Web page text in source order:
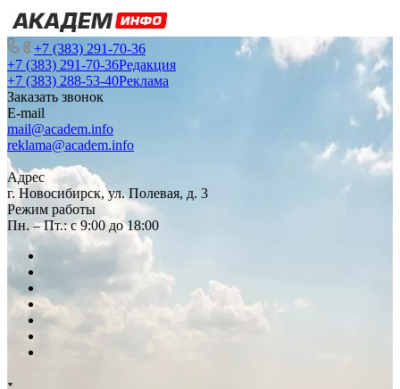
+7 (383) 291-70-36
+7 (383) 291-70-36Редакция
+7 (383) 288-53-40Реклама
Заказать звонок
E-mail
mail@academ.info
reklama@academ.info
Адрес
г. Новосибирск, ул. Полевая, д. 3
Режим работы
Пн. – Пт.: с 9:00 до 18:00